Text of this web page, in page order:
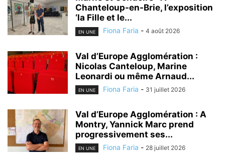
Chanteloup-en-Brie, l’exposition
‘la Fille et le...
EN UNE Fiona Faria - 4 août 2026
Val d’Europe Agglomération :
Nicolas Canteloup, Marine
Leonardi ou même Arnaud...
EN UNE Fiona Faria - 31 juillet 2026
Val d’Europe Agglomération : A
Montry, Yannick Marc prend
progressivement ses...
EN UNE Fiona Faria - 28 juillet 2026